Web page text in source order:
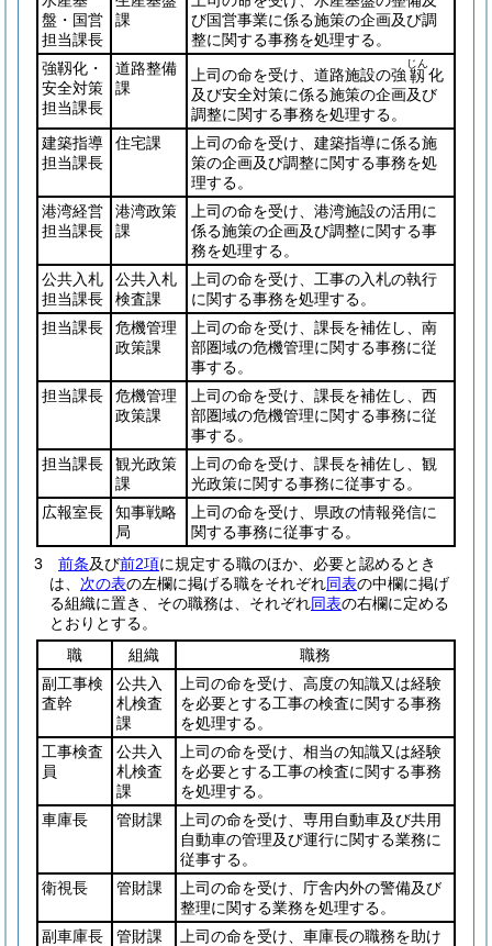
盤・国営
担当課長
課
び国営事業に係る施策の企画及び調
整に関する事務を処理する。
強靱化・
安全対策
担当課長
道路整備
課
上司の命を受け、道路施設の強 靱
じん
化
及び安全対策に係る施策の企画及び
調整に関する事務を処理する。
建築指導
担当課長
住宅課
上司の命を受け、建築指導に係る施
策の企画及び調整に関する事務を処
理する。
港湾経営
担当課長
港湾政策
課
上司の命を受け、港湾施設の活用に
係る施策の企画及び調整に関する事
務を処理する。
公共入札
担当課長
公共入札
検査課
上司の命を受け、工事の入札の執行
に関する事務を処理する。
担当課長
危機管理
政策課
上司の命を受け、課長を補佐し、南
部圏域の危機管理に関する事務に従
事する。
担当課長
危機管理
政策課
上司の命を受け、課長を補佐し、西
部圏域の危機管理に関する事務に従
事する。
担当課長
観光政策
課
上司の命を受け、課長を補佐し、観
光政策に関する事務に従事する。
広報室長
知事戦略
局
上司の命を受け、県政の情報発信に
関する事務に従事する。
3
前条及び前2項に規定する職のほか、必要と認めるとき
は、 次の表の左欄に掲げる職をそれぞれ同表の中欄に掲げ
る組織に置き、その職務は、それぞれ同表の右欄に定める
とおりとする。
職
組織
職務
副工事検
査幹
公共入
札検査
課
上司の命を受け、高度の知識又は経験
を必要とする工事の検査に関する事務
を処理する。
工事検査
員
公共入
札検査
課
上司の命を受け、相当の知識又は経験
を必要とする工事の検査に関する事務
を処理する。
車庫長
管財課
上司の命を受け、専用自動車及び共用
自動車の管理及び運行に関する業務に
従事する。
衛視長
管財課
上司の命を受け、庁舎内外の警備及び
整理に関する業務を処理する。
副車庫長
管財課
上司の命を受け、車庫長の職務を助け